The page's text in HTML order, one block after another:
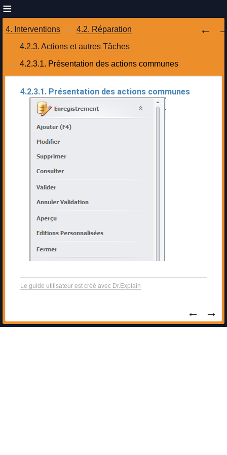
4. Interventions
4.2. Réparation
4.2.3. Actions et autres Tâches
4.2.3.1. Présentation des actions communes
4.2.3.1. Présentation des actions communes
Le guide utilisateur est créé avec Dr.Explain